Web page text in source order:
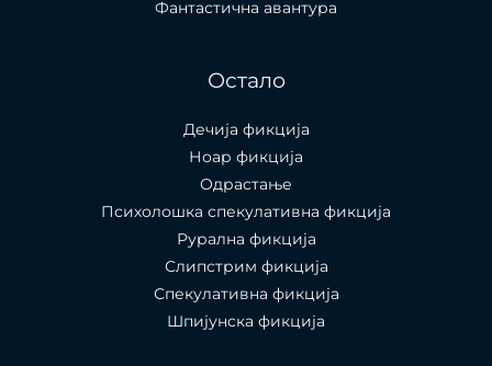
Фантастична авантура
Остало
Дечија фикција
Ноар фикција
Одрастање
Психолошка спекулативна фикција
Рурална фикција
Слипстрим фикција
Спекулативна фикција
Шпијунска фикција